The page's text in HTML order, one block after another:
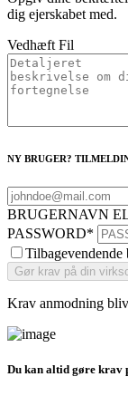
dig ejerskabet med.
Vedhæft Fil
NY BRUGER?
BRUGERNAVN
PASSWORD*
Krav anmodning
Du kan altid gøre krav